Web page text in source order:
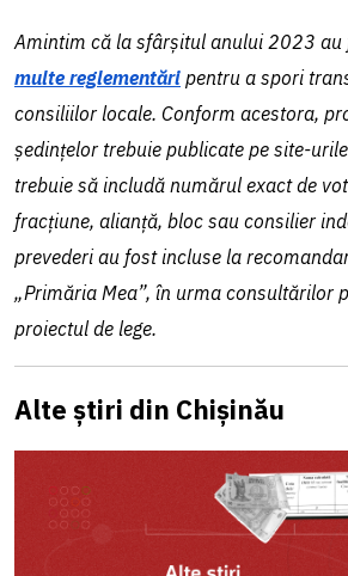
Amintim că la sfârșitul anului 2023 au
multe reglementări pentru a spori
consiliilor locale. Conform acestora,
ședințelor trebuie publicate pe site-
trebuie să includă numărul exact de
fracțiune, alianță, bloc sau consilier
prevederi au fost incluse la
„Primăria Mea”, în urma consultărilor
proiectul de lege.
Alte știri din Chișinău